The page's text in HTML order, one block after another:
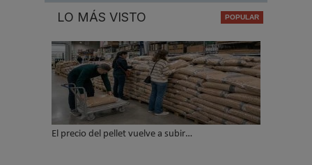
LO MÁS VISTO
El precio del pellet vuelve a subir…